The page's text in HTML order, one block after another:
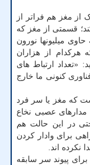
مغز هم فراتر از
قسمتی از مغز که
میلیونها نورون
از هزاران
«تعداد ارتباط های
کنونی ما خارج
که مغز یا سر فرد
مدارهای عصبی نخاع
در این حالت هم
برای وادار کردن
نکرده اند.
پیوند سر سابقه